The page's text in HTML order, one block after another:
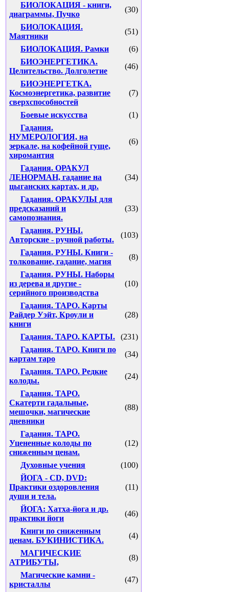
БИОЛОКАЦИЯ - книги,
диаграммы, Пучко
(30)
БИОЛОКАЦИЯ.
Маятники
(51)
БИОЛОКАЦИЯ. Рамки
(6)
БИОЭНЕРГЕТИКА.
Целительство. Долголетие
(46)
БИОЭНЕРГЕТКА.
Космоэнергетика, развитие
сверхспособностей
(7)
Боевые искусства
(1)
Гадания.
НУМЕРОЛОГИЯ, на
зеркале, на кофейной гуще,
хиромантия
(6)
Гадания. ОРАКУЛ
ЛЕНОРМАН, гадание на
цыганских картах, и др.
(34)
Гадания. ОРАКУЛЫ для
предсказаний и
самопознания.
(33)
Гадания. РУНЫ.
Авторские - ручной работы.
(103)
Гадания. РУНЫ. Книги -
толкование, гадание, магия
(8)
Гадания. РУНЫ. Наборы
из дерева и другие -
серийного производства
(10)
Гадания. ТАРО. Карты
Райдер Уэйт, Кроули и
книги
(28)
Гадания. ТАРО. КАРТЫ.
(231)
Гадания. ТАРО. Книги по
картам таро
(34)
Гадания. ТАРО. Редкие
колоды.
(24)
Гадания. ТАРО.
Скатерти гадальные,
мешочки, магические
дневники
(88)
Гадания. ТАРО.
Уцененные колоды по
сниженным ценам.
(12)
Духовные учения
(100)
ЙОГА - CD, DVD:
Практики оздоровления
души и тела.
(11)
ЙОГА: Хатха-йога и др.
практики йоги
(46)
Книги по сниженным
ценам. БУКИНИСТИКА.
(4)
МАГИЧЕСКИЕ
АТРИБУТЫ,
(8)
Магические камни -
кристаллы
(47)